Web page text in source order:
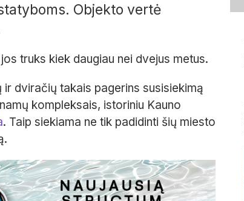
Objekto vertė
truks kiek daugiau nei dvejus metus.
dviračių takais pagerins susisiekimą
kompleksais, istoriniu Kauno
. Taip siekiama ne tik padidinti šių miesto